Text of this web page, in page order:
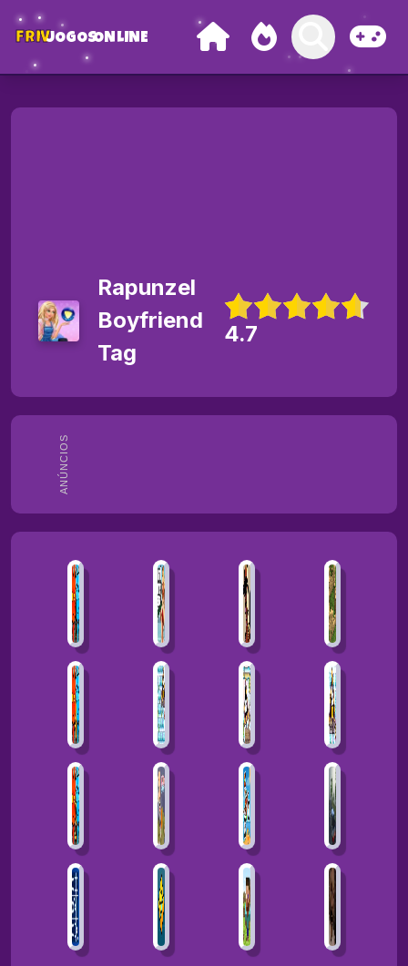
FRIVJOGOSONLINE
ANÚNCIOS
Rapunzel
Boyfriend
Tag
4.7